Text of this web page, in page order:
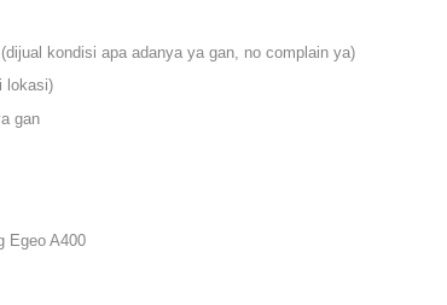
kondisi apa adanya ya gan, no complain ya)
lokasi)
gan
Egeo A400